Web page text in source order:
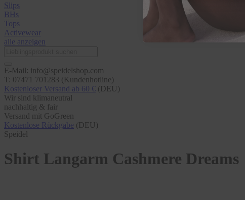
Slips
BHs
Tops
Activewear
alle anzeigen
E-Mail: info@speidelshop.com
T: 07471 701283 (Kundenhotline)
Kostenloser Versand ab 60 € (DEU)
Wir sind klimaneutral
nachhaltig & fair
Versand mit GoGreen
Kostenlose Rückgabe (DEU)
Speidel
Shirt Langarm Cashmere Dreams